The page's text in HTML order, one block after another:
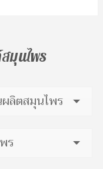
มุนไพร
ผลิตสมุนไพร
ร